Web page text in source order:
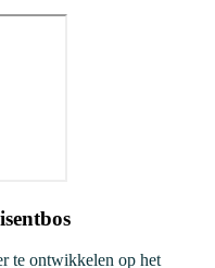
te ontwikkelen op het